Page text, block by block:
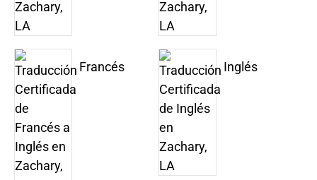
Francés Inglés